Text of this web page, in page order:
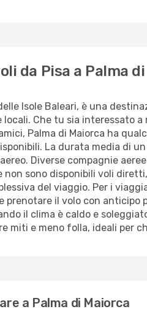
da Pisa a Palma
Isole Baleari, è una
locali. Che tu sia interessato
Palma di Maiorca ha
La durata media di
Diverse compagnie
sono disponibili voli
del viaggio. Per i
prenotare il volo con
il clima è caldo e
miti e meno folla, ideali per
a Palma di Maiorca